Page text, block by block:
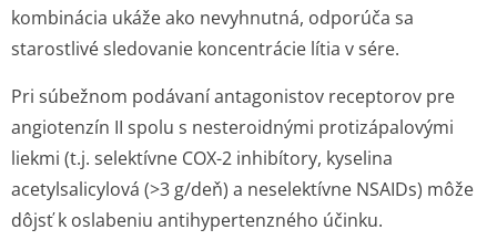
kombinácia ukáže ako nevyhnutná, odporúča sa
starostlivé sledovanie koncentrácie lítia v sére.
Pri súbežnom podávaní antagonistov receptorov pre
angiotenzín II spolu s nesteroidnými protizápalovými
liekmi (t.j. selektívne COX-2 inhibítory, kyselina
acetylsalicylová (>3 g/deň) a neselektívne NSAIDs) môže
dôjsť k oslabeniu antihypertenzného účinku.